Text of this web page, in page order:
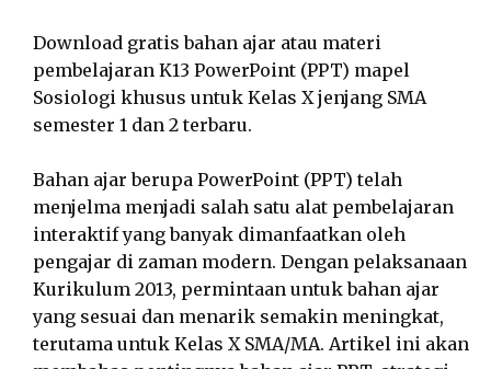
Download gratis bahan ajar atau materi
pembelajaran K13 PowerPoint (PPT) mapel
Sosiologi khusus untuk Kelas X jenjang SMA
semester 1 dan 2 terbaru.
Bahan ajar berupa PowerPoint (PPT) telah
menjelma menjadi salah satu alat pembelajaran
interaktif yang banyak dimanfaatkan oleh
pengajar di zaman modern. Dengan pelaksanaan
Kurikulum 2013, permintaan untuk bahan ajar
yang sesuai dan menarik semakin meningkat,
terutama untuk Kelas X SMA/MA. Artikel ini akan